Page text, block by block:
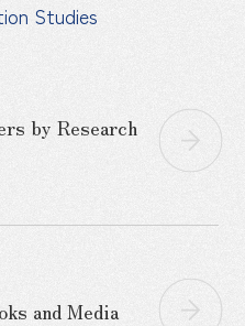
Studies
by Research
and Media